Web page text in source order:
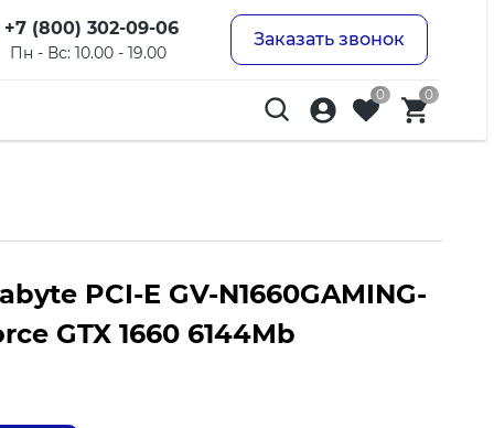
+7 (800) 302-09-06
Пн - Вс: 10.00 - 19.00
Заказать звонок
0 0
PCI-E GV-N1660GAMING-
GTX 1660 6144Mb